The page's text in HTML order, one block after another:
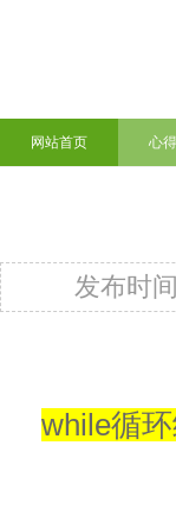
网站首页 心
发布时
while循环